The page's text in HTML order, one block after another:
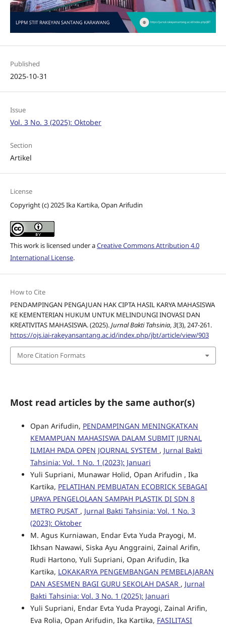
Published
2025-10-31
Issue
Vol. 3 No. 3 (2025): Oktober
Section
Artikel
License
Copyright (c) 2025 Ika Kartika, Opan Arifudin
This work is licensed under aCreative Commons Attribution 4.0
International License.
How to Cite
PENDAMPINGAN PENGAJUAN HAK CIPTA HASIL KARYA MAHASISWA
KE KEMENTERIAN HUKUM UNTUK MELINDUNGI INOVASI DAN
KREATIVITAS MAHASISWA. (2025).Jurnal Bakti Tahsinia,3(3), 247-261.
https://ojs.iai-rakeyansantang.ac.id/index.php/jbt/article/view/903
More Citation Formats
Most read articles by the same author(s)
Opan Arifudin, PENDAMPINGAN MENINGKATKAN
KEMAMPUAN MAHASISWA DALAM SUBMIT JURNAL
ILMIAH PADA OPEN JOURNAL SYSTEM , Jurnal Bakti
Tahsinia: Vol. 1 No. 1 (2023): Januari
Yuli Supriani, Munawar Holid, Opan Arifudin , Ika
Kartika, PELATIHAN PEMBUATAN ECOBRICK SEBAGAI
UPAYA PENGELOLAAN SAMPAH PLASTIK DI SDN 8
METRO PUSAT , Jurnal Bakti Tahsinia: Vol. 1 No. 3
(2023): Oktober
M. Agus Kurniawan, Endar Evta Yuda Prayogi, M.
Ikhsan Nawawi, Siska Ayu Anggraini, Zainal Arifin,
Rudi Hartono, Yuli Supriani, Opan Arifudin, Ika
Kartika, LOKAKARYA PENGEMBANGAN PEMBELAJARAN
DAN ASESMEN BAGI GURU SEKOLAH DASAR , Jurnal
Bakti Tahsinia: Vol. 3 No. 1 (2025): Januari
Yuli Supriani, Endar Evta Yuda Prayogi, Zainal Arifin,
Eva Rolia, Opan Arifudin, Ika Kartika, FASILITASI